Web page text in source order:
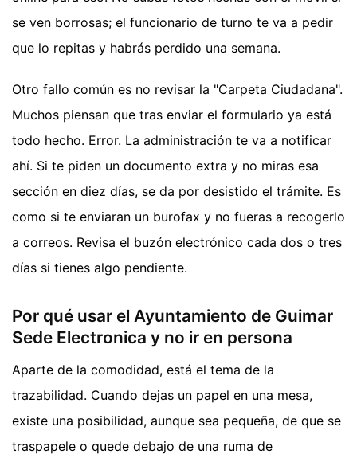
se ven borrosas; el funcionario de turno te va a pedir
que lo repitas y habrás perdido una semana.
Otro fallo común es no revisar la "Carpeta Ciudadana".
Muchos piensan que tras enviar el formulario ya está
todo hecho. Error. La administración te va a notificar
ahí. Si te piden un documento extra y no miras esa
sección en diez días, se da por desistido el trámite. Es
como si te enviaran un burofax y no fueras a recogerlo
a correos. Revisa el buzón electrónico cada dos o tres
días si tienes algo pendiente.
Por qué usar el Ayuntamiento de Guimar
Sede Electronica y no ir en persona
Aparte de la comodidad, está el tema de la
trazabilidad. Cuando dejas un papel en una mesa,
existe una posibilidad, aunque sea pequeña, de que se
traspapele o quede debajo de una ruma de